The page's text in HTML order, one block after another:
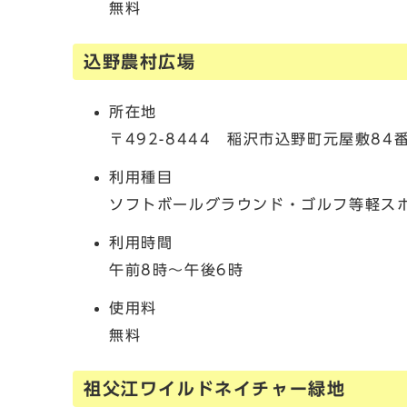
無料
込野農村広場
所在地
〒492-8444 稲沢市込野町元屋敷84
利用種目
ソフトボールグラウンド・ゴルフ等軽ス
利用時間
午前8時～午後6時
使用料
無料
祖父江ワイルドネイチャー緑地